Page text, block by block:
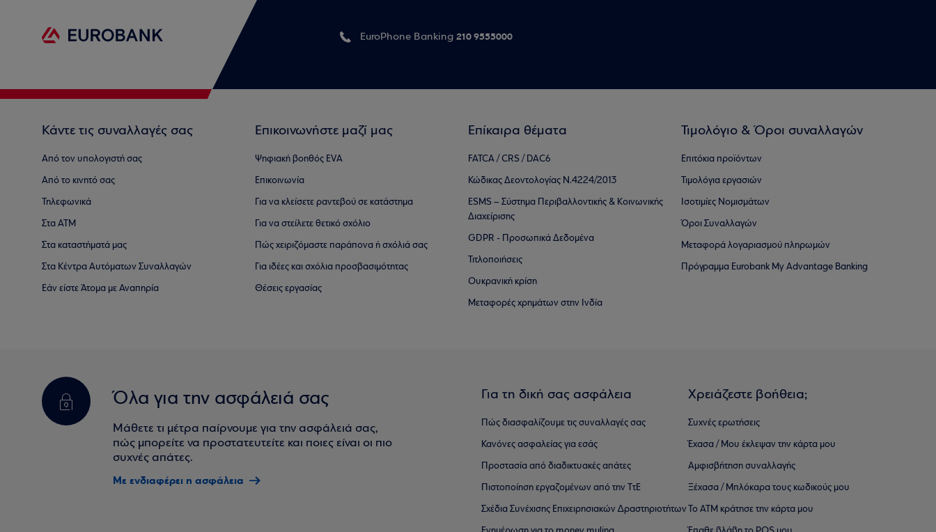
EuroPhone Banking 210 9555000
Κάντε τις συναλλαγές σας
Από τον υπολογιστή σας
Από το κινητό σας
Τηλεφωνικά
Στα ΑΤΜ
Στα καταστήματά μας
Στα Κέντρα Αυτόματων Συναλλαγών
Εάν είστε Άτομα με Αναπηρία
Επικοινωνήστε μαζί μας
Ψηφιακή βοηθός EVA
Επικοινωνία
Για να κλείσετε ραντεβού σε κατάστημα
Για να στείλετε θετικό σχόλιο
Πώς χειριζόμαστε παράπονα ή σχόλιά σας
Για ιδέες και σχόλια προσβασιμότητας
Θέσεις εργασίας
Επίκαιρα θέματα
FATCA / CRS / DAC6
Κώδικας Δεοντολογίας Ν.4224/2013
ESMS – Σύστημα Περιβαλλοντικής & Κοινωνικής
Διαχείρισης
GDPR - Προσωπικά Δεδομένα
Τιτλοποιήσεις
Ουκρανική κρίση
Μεταφορές χρημάτων στην Ινδία
Τιμολόγιο & Όροι συναλλαγών
Επιτόκια προϊόντων
Τιμολόγια εργασιών
Ισοτιμίες Νομισμάτων
Όροι Συναλλαγών
Μεταφορά λογαριασμού πληρωμών
Πρόγραμμα Eurobank My Advantage Banking
Όλα για την ασφάλειά σας
Μάθετε τι μέτρα παίρνουμε για την ασφάλειά σας,
πώς μπορείτε να προστατευτείτε και ποιες είναι οι πιο
συχνές απάτες.
Με ενδιαφέρει η ασφάλεια
Για τη δική σας ασφάλεια
Πώς διασφαλίζουμε τις συναλλαγές σας
Κανόνες ασφαλείας για εσάς
Προστασία από διαδικτυακές απάτες
Πιστοποίηση εργαζομένων από την ΤτΕ
Σχέδια Συνέχισης Επιχειρησιακών ∆ραστηριοτήτων
Χρειάζεστε βοήθεια;
Συχνές ερωτήσεις
Έχασα / Μου έκλεψαν την κάρτα μου
Αμφισβήτηση συναλλαγής
Ξέχασα / Μπλόκαρα τους κωδικούς μου
Το ΑΤΜ κράτησε την κάρτα μου